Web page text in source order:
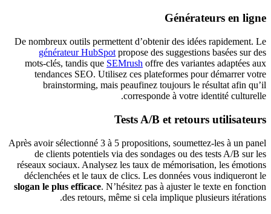
Générateurs en ligne
De nombreux outils permettent d’obtenir des idées rapidement. Le
générateur HubSpot propose des suggestions basées sur des
mots‑clés, tandis que SEMrush offre des variantes adaptées aux
tendances SEO. Utilisez ces plateformes pour démarrer votre
brainstorming, mais peaufinez toujours le résultat afin qu’il
corresponde à votre identité culturelle.
Tests A/B et retours utilisateurs
Après avoir sélectionné 3 à 5 propositions, soumettez‑les à un panel
de clients potentiels via des sondages ou des tests A/B sur les
réseaux sociaux. Analysez les taux de mémorisation, les émotions
déclenchées et le taux de clics. Les données vous indiqueront le
slogan le plus efficace. N’hésitez pas à ajuster le texte en fonction
des retours, même si cela implique plusieurs itérations.